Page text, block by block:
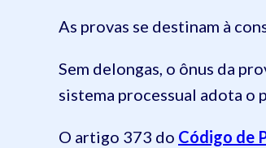
As provas se destinam à
Sem delongas, o ônus da
sistema processual adota o
O artigo 373 do Código de